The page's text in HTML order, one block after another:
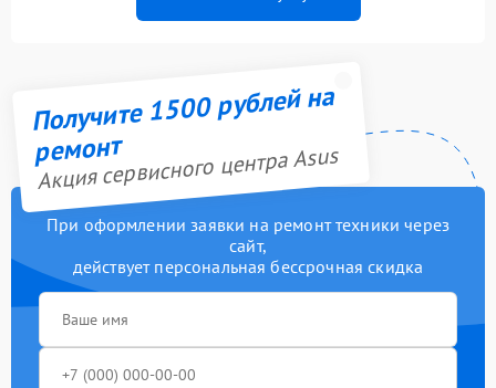
Получите 1500 рублей на
ремонт
Акция сервисного центра Asus
При оформлении заявки на ремонт техники через
сайт,
действует персональная бессрочная скидка